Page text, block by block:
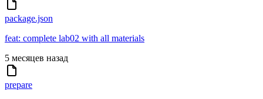
package.json
feat: complete lab02 with all materials
5 месяцев назад
prepare